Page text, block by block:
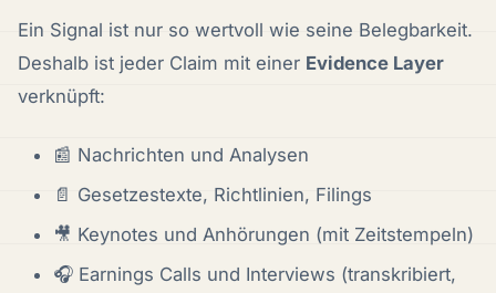
Ein Signal ist nur so wertvoll wie seine Belegbarkeit.
Deshalb ist jeder Claim mit einer Evidence Layer
verknüpft:
📰 Nachrichten und Analysen
📄 Gesetzestexte, Richtlinien, Filings
🎥 Keynotes und Anhörungen (mit Zeitstempeln)
🎧 Earnings Calls und Interviews (transkribiert,